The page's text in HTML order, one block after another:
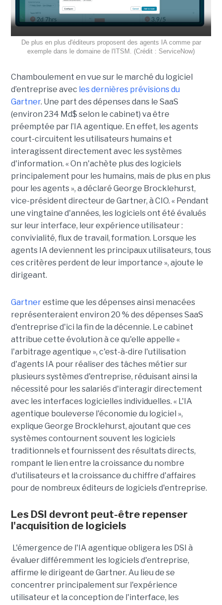
De plus en plus d'éditeurs proposent des agents IA comme par
exemple dans le domaine de l'ITSM. (Crédit : ServiceNow)
Chamboulement en vue sur le marché du logiciel
d’entreprise avec les dernières prévisions du
Gartner. Une part des dépenses dans le SaaS
(environ 234 Md$ selon le cabinet) va être
préemptée par l’IA agentique. En effet, les agents
court-circuitent les utilisateurs humains et
interagissent directement avec les systèmes
d'information. « On n'achète plus des logiciels
principalement pour les humains, mais de plus en plus
pour les agents », a déclaré George Brocklehurst,
vice-président directeur de Gartner, à CIO. « Pendant
une vingtaine d'années, les logiciels ont été évalués
sur leur interface, leur expérience utilisateur :
convivialité, flux de travail, formation. Lorsque les
agents IA deviennent les principaux utilisateurs, tous
ces critères perdent de leur importance », ajoute le
dirigeant.
Gartnerestime que les dépenses ainsi menacées
représenteraient environ 20 % des dépenses SaaS
d'entreprise d'ici la fin de la décennie. Le cabinet
attribue cette évolution à ce qu'elle appelle «
l'arbitrage agentique », c'est-à-dire l'utilisation
d'agents IA pour réaliser des tâches métier sur
plusieurs systèmes d'entreprise, réduisant ainsi la
nécessité pour les salariés d'interagir directement
avec les interfaces logicielles individuelles. « L'IA
agentique bouleverse l'économie du logiciel »,
explique George Brocklehurst, ajoutant que ces
systèmes contournent souvent les logiciels
traditionnels et fournissent des résultats directs,
rompant le lien entre la croissance du nombre
d'utilisateurs et la croissance du chiffre d'affaires
pour de nombreux éditeurs de logiciels d'entreprise.
Les DSI devront peut-être repenser
l'acquisition de logiciels
L'émergence de l'IA agentique obligera les DSI à
évaluer différemment les logiciels d'entreprise,
affirme le dirigeant de Gartner. Au lieu de se
concentrer principalement sur l'expérience
utilisateur et la conception de l'interface, les